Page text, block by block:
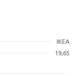
IKEA
19,65